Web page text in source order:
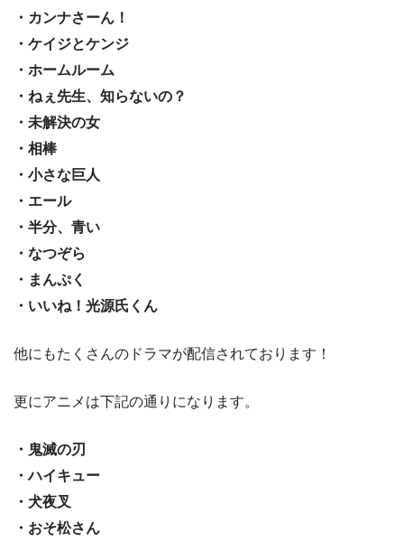
・カンナさーん！
・ケイジとケンジ
・ホームルーム
・ねぇ先生、知らないの？
・未解決の女
・相棒
・小さな巨人
・エール
・半分、青い
・なつぞら
・まんぷく
・いいね！光源氏くん
他にもたくさんのドラマが配信されております！
更にアニメは下記の通りになります。
・鬼滅の刃
・ハイキュー
・犬夜叉
・おそ松さん